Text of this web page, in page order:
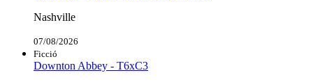
Nashville
07/08/2026
Ficció
Downton Abbey - T6xC3